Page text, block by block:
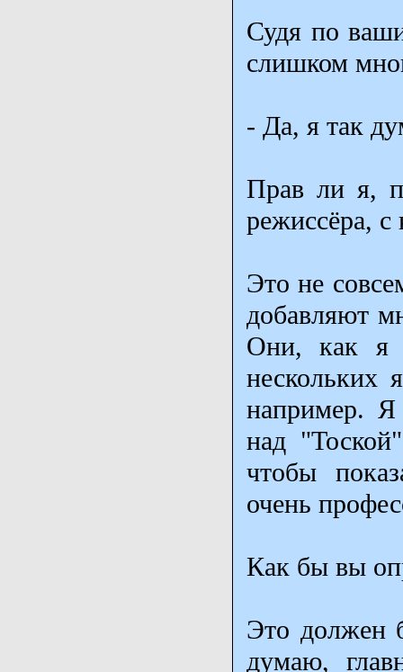
Судя по
слишком
- Да, я так
Прав ли я,
режиссёра,
Это не
добавляют
Они, как я
нескольких
например.
над
чтобы
очень
Как бы вы
Это должен
думаю,